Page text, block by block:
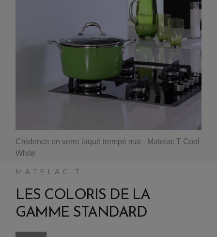
Crédence en verre laqué trempé mat - Matelac T Cool
White
MATELAC T
LES COLORIS DE LA
GAMME STANDARD